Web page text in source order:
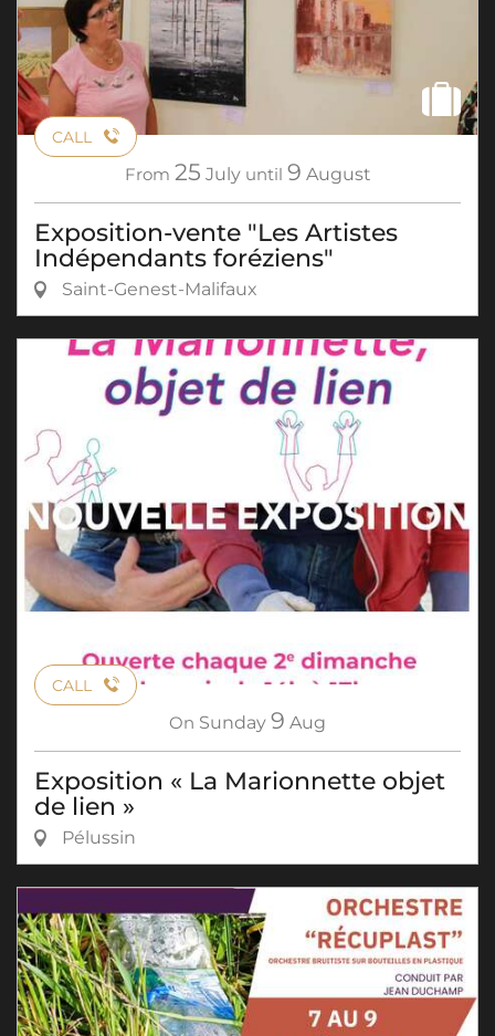
CALL
From 25 July until 9 August
Exposition-vente "Les Artistes
Indépendants foréziens"
Saint-Genest-Malifaux
CALL
On Sunday 9 Aug
Exposition « La Marionnette objet
de lien »
Pélussin